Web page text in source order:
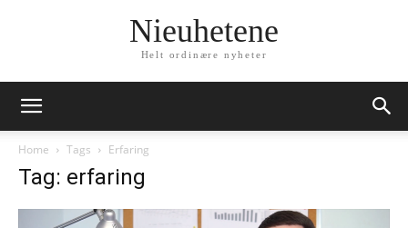
Nieuhetene
Helt ordinære nyheter
Home Tags Erfaring
Tag: erfaring